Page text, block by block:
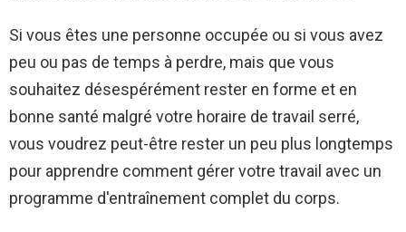
Si vous êtes une personne occupée ou si vous avez
peu ou pas de temps à perdre, mais que vous
souhaitez désespérément rester en forme et en
bonne santé malgré votre horaire de travail serré,
vous voudrez peut-être rester un peu plus longtemps
pour apprendre comment gérer votre travail avec un
programme d'entraînement complet du corps.